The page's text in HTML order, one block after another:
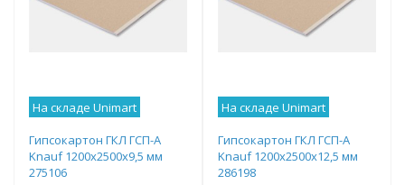
На складе Unimart
Гипсокартон ГКЛ ГСП-А
Knauf 1200х2500х9,5 мм
275106
На складе Unimart
Гипсокартон ГКЛ ГСП-А
Knauf 1200х2500х12,5 мм
286198